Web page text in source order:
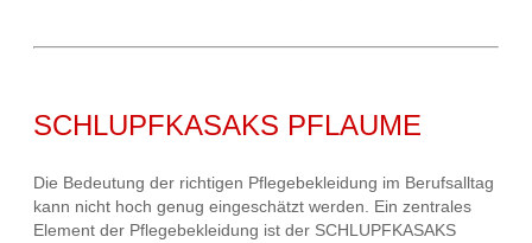
SCHLUPFKASAKS PFLAUME
Die Bedeutung der richtigen Pflegebekleidung im Berufsalltag
kann nicht hoch genug eingeschätzt werden. Ein zentrales
Element der Pflegebekleidung ist der SCHLUPFKASAKS